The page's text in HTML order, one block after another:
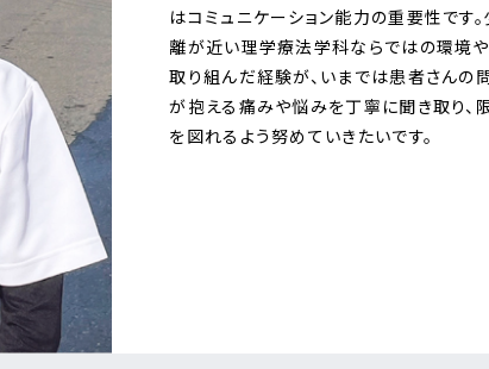
はコミュニケーション能力の重要性です
離が近い理学療法学科ならではの環境
取り組んだ経験が、いまでは患者さんの
が抱える痛みや悩みを丁寧に聞き取り、
を図れるよう努めていきたいです。